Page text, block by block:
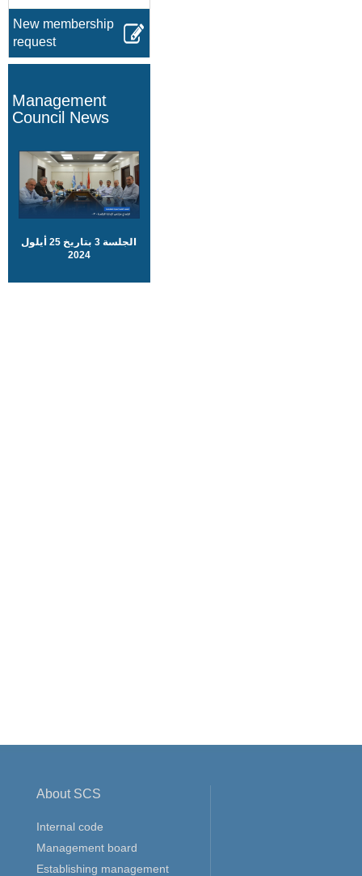
New membership
request
Management
Council News
الجلسة 3 بتاريخ 25 أيلول
2024
About SCS
Internal code
Management board
Establishing management